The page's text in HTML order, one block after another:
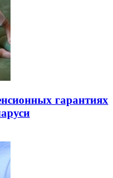
гарантиях